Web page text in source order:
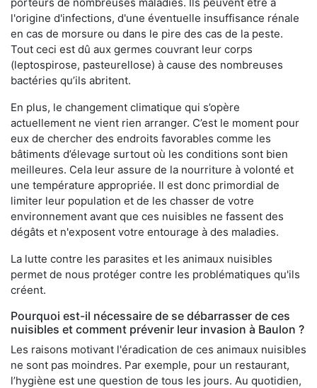
l'origine d'infections, d'une éventuelle insuffisance rénale
en cas de morsure ou dans le pire des cas de la peste.
Tout ceci est dû aux germes couvrant leur corps
(leptospirose, pasteurellose) à cause des nombreuses
bactéries qu’ils abritent.
En plus, le changement climatique qui s’opère
actuellement ne vient rien arranger. C’est le moment pour
eux de chercher des endroits favorables comme les
bâtiments d’élevage surtout où les conditions sont bien
meilleures. Cela leur assure de la nourriture à volonté et
une température appropriée. Il est donc primordial de
limiter leur population et de les chasser de votre
environnement avant que ces nuisibles ne fassent des
dégâts et n'exposent votre entourage à des maladies.
La lutte contre les parasites et les animaux nuisibles
permet de nous protéger contre les problématiques qu'ils
créent.
Pourquoi est-il nécessaire de se débarrasser de ces
nuisibles et comment prévenir leur invasion à Baulon ?
Les raisons motivant l'éradication de ces animaux nuisibles
ne sont pas moindres. Par exemple, pour un restaurant,
l’hygiène est une question de tous les jours. Au quotidien,